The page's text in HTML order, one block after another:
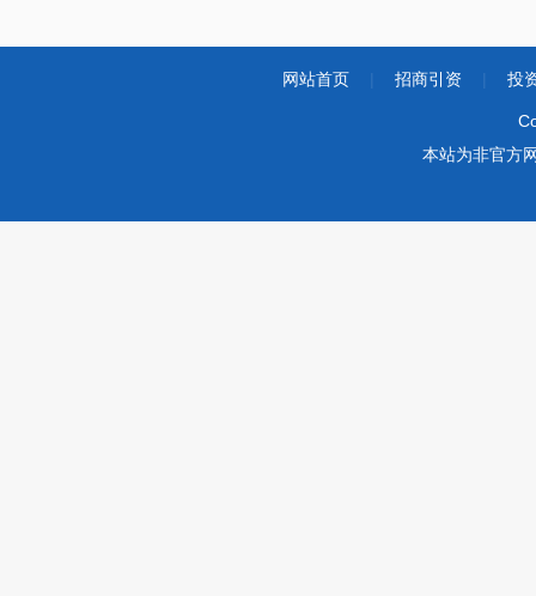
网站首页 招商引资 投
本站为非官方